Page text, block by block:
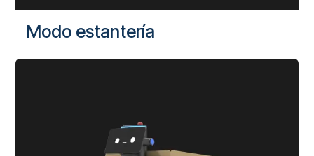
Modo estantería